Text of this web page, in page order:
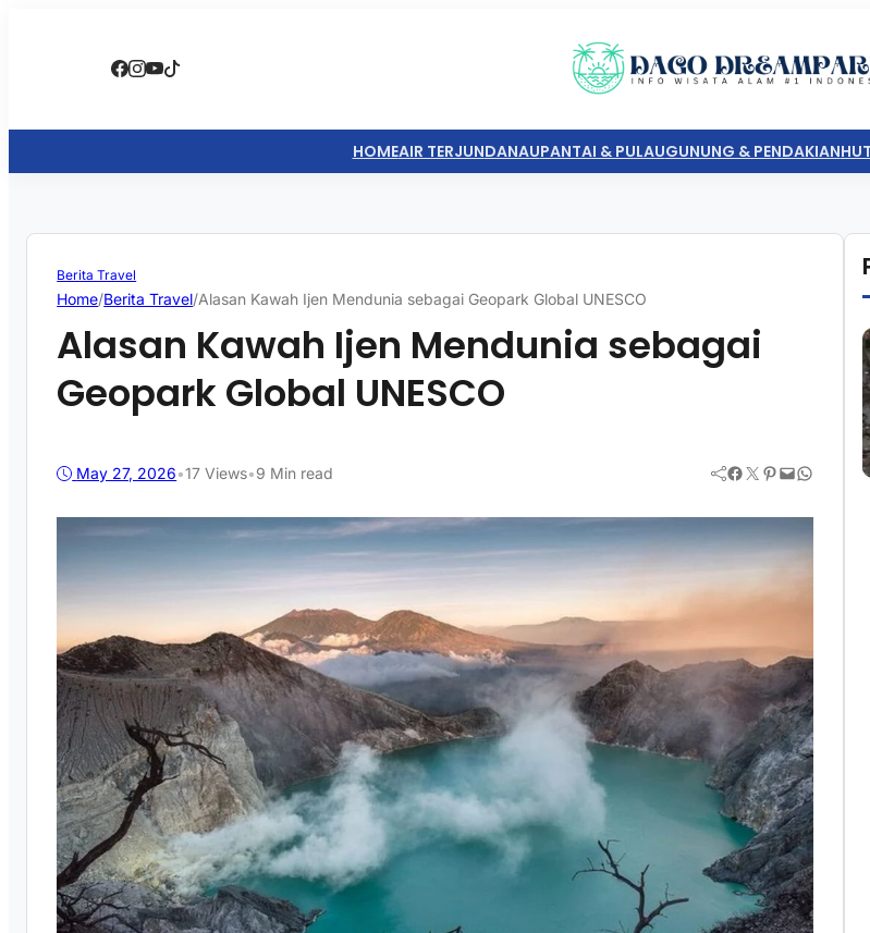
HOMEAIR TERJUNDANAUPANTAI & PULAUGUNUNG & PENDAKIAN
Berita Travel
Home/Berita Travel/Alasan Kawah Ijen Mendunia sebagai Geopark Global UNESCO
Alasan Kawah Ijen Mendunia sebagai
Geopark Global UNESCO
May 27, 2026•17 Views•9 Min read Facebook Twitter Pinterest Mail WhatsApp